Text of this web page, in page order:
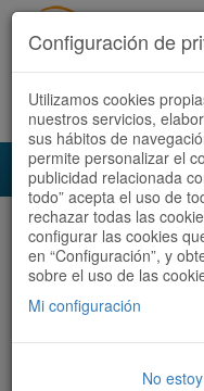
Accedeix
Audioruta Totes les rutes
Totes les rutes
Filtrar les rutes
Configuración de
Utilizamos cookies
nuestros servicios,
sus hábitos de
permite personalizar el
publicidad relacionada
todo” acepta el uso de
rechazar todas las
configurar las cookies
en “Configuración”, y
sobre el uso de las
Mi configuración
No